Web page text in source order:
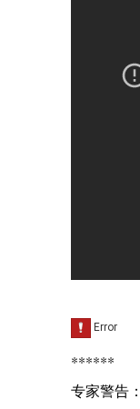
******
专家警告